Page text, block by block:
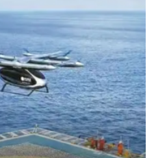
能源气象高端研讨会圆满召
夏日科技乐章，2026中国
战赛收官